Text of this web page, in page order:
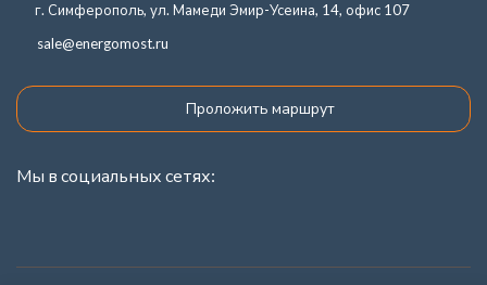
г. Симферополь, ул. Мамеди Эмир-Усеина, 14, офис 107
sale@energomost.ru
Проложить маршрут
Мы в социальных сетях: